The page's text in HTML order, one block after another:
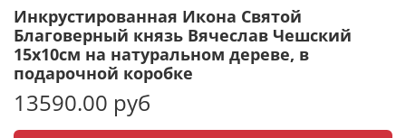
Инкрустированная Икона Святой
Благоверный князь Вячеслав Чешский
15х10см на натуральном дереве, в
подарочной коробке
13590.00 руб